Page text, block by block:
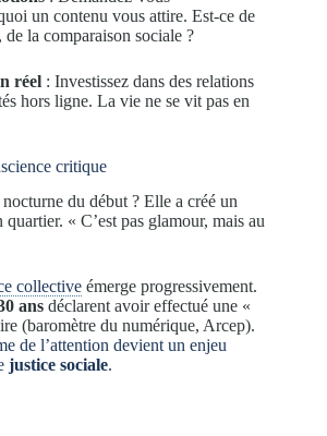
un contenu vous attire. Est-ce de
la comparaison sociale ?
réel : Investissez dans des relations
hors ligne. La vie ne se vit pas en
critique
du début ? Elle a créé un
« C’est pas glamour, mais au
collective émerge progressivement.
ans déclarent avoir effectué une «
(baromètre du numérique, Arcep).
de l’attention devient un enjeu
justice sociale.